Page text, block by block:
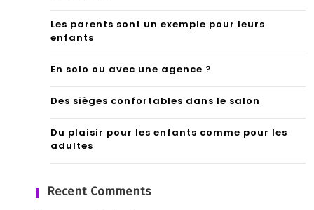
Les parents sont un exemple pour leurs
enfants
En solo ou avec une agence ?
Des sièges confortables dans le salon
Du plaisir pour les enfants comme pour les
adultes
Recent Comments